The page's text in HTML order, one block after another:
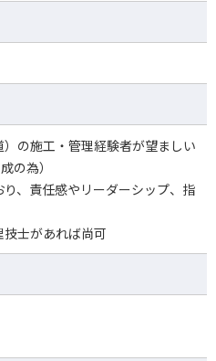
の施工・管理経験者が望ましい
の為）
、責任感やリーダーシップ、指
士があれば尚可